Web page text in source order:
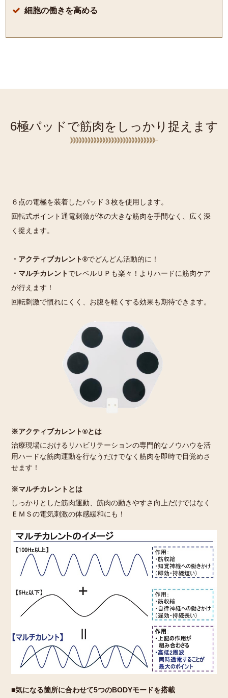
 細胞の働きを高める
6極パッドで筋肉をしっかり捉えます
６点の電極を装着したパッド３枚を使用します。
回転式ポイント通電刺激が体の大きな筋肉を手間なく、広く深
く捉えます。
・アクティブカレント®でどんどん活動的に！
・マルチカレントでレベルＵＰも楽々！よりハードに筋肉ケア
が行えます！
回転刺激で慣れにくく、お腹を軽くする効果も期待できます。
※アクティブカレント®とは
治療現場におけるリハビリテーションの専門的なノウハウを活
用ハードな筋肉運動を行なうだけでなく 筋肉を即時で目覚めさ
せます！
※マルチカレントとは
しっかりとした筋肉運動、筋肉の動きやすさ向上だけではなく
ＥＭＳの電気刺激の体感緩和にも！
■気になる箇所に合わせて5つのBODYモードを搭載